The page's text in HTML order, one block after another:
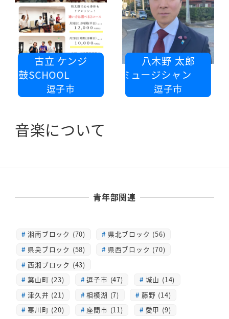
古立 ケンジ
太鼓SCHOOL
逗子市
八木野 太郎
株式会社レックミュージシャン
逗子市
音楽について
青年部関連
湘南ブロック (70)
県北ブロック (56)
県央ブロック (58)
県西ブロック (70)
西湘ブロック (43)
葉山町 (23)
逗子市 (47)
城山 (14)
津久井 (21)
相模湖 (7)
藤野 (14)
寒川町 (20)
座間市 (11)
愛甲 (9)